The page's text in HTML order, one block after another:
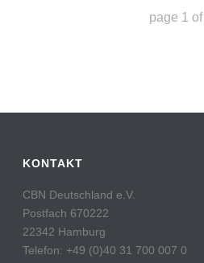
page 1 of
KONTAKT
CBN Deutschland e.V.
Postfach 670222
22342 Hamburg
Telefon: +49 (0)40 31 700 007 0